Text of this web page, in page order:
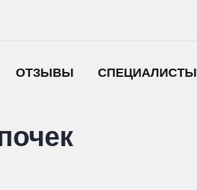
ОТЗЫВЫ СПЕЦИАЛИСТЫ